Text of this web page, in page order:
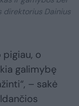
direktorius Dainius
o
galimybę
– sakė